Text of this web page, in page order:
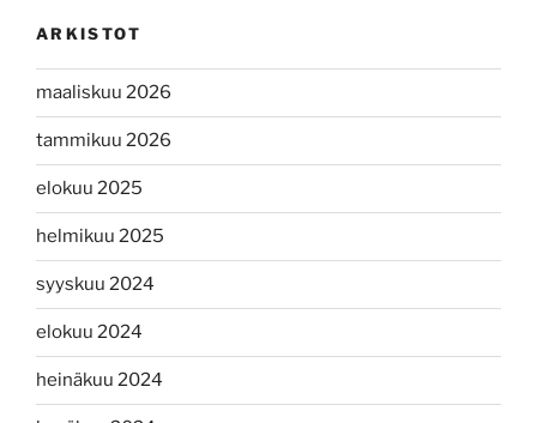
ARKISTOT
maaliskuu 2026
tammikuu 2026
elokuu 2025
helmikuu 2025
syyskuu 2024
elokuu 2024
heinäkuu 2024